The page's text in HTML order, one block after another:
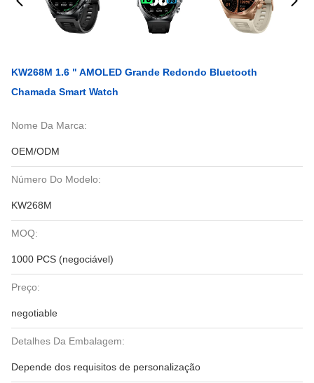
KW268M 1.6 " AMOLED Grande Redondo Bluetooth
Chamada Smart Watch
Nome Da Marca:
OEM/ODM
Número Do Modelo:
KW268M
MOQ:
1000 PCS (negociável)
Preço:
negotiable
Detalhes Da Embalagem:
Depende dos requisitos de personalização